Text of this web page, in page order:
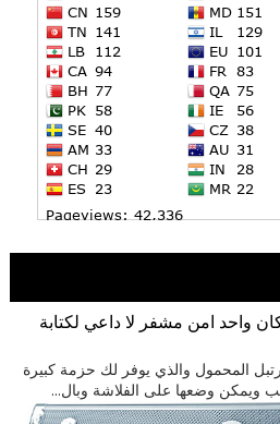
واحد امن مشفر لا داعي لكتابة
المحمول والذي يوفر لك حزمة كبيرة
ويمكن وضعها على الفلاشة وبال...